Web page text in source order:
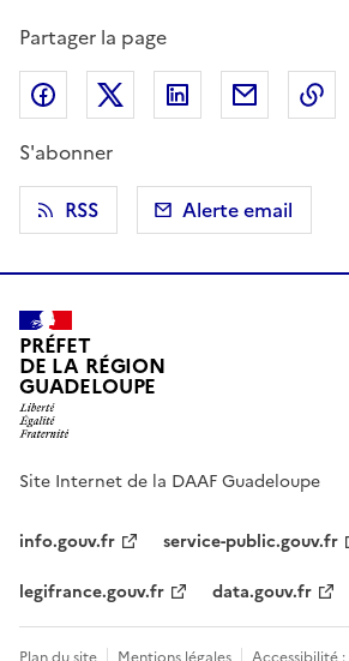
Partager la page
Partager sur Facebook
Partager sur X
Partager sur
S'abonner
RSS
Alerte email
PRÉFET
DE LA RÉGION
GUADELOUPE
Site Internet de la DAAF Guadeloupe
info.gouv.fr
service-public.gouv.fr
legifrance.gouv.fr
data.gouv.fr